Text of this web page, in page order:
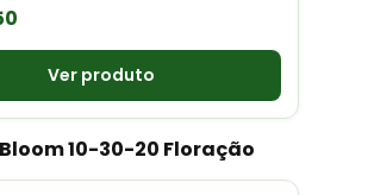
Ver produto
10-30-20 Floração